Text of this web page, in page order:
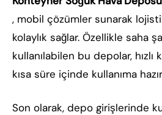
, mobil çözümler sunarak
kolaylık sağlar. Özellikle saha
kullanılabilen bu depolar,
kısa süre içinde kullanıma
Son olarak, depo girişlerinde